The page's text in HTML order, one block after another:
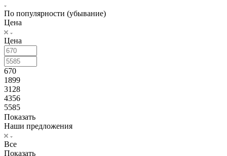
По популярности (убывание)
Цена
Цена
670
1899
3128
4356
5585
Показать
Наши предложения
Все
Показать